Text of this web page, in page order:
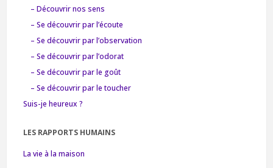
– Découvrir nos sens
– Se découvrir par l’écoute
– Se découvrir par l’observation
– Se découvrir par l’odorat
– Se découvrir par le goût
– Se découvrir par le toucher
Suis-je heureux ?
LES RAPPORTS HUMAINS
La vie à la maison